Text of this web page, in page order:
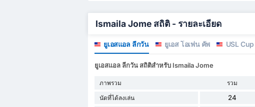
Ismaila Jome สถิติ - รายละเอียด
ยูเอสแอล ลีกวัน ยูเอส โอเพ่น คัพ USL Cup
ยูเอสแอล ลีกวัน สถิติสำหรับ Ismaila Jome
ภาพรวม รวม
นัดที่ได้ลงเล่น
24